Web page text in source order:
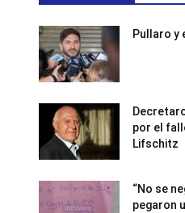
Pullaro y
por el
Lifschitz
“No se
pegaron